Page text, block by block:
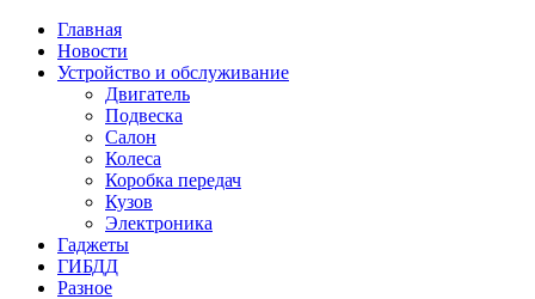
Главная
Новости
Устройство и обслуживание
Двигатель
Подвеска
Салон
Колеса
Коробка передач
Кузов
Электроника
Гаджеты
ГИБДД
Разное